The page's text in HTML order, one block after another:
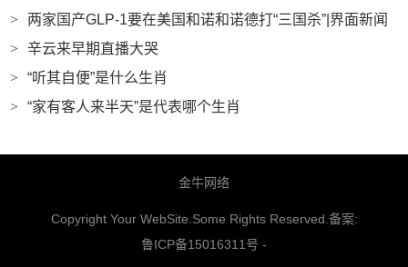
>
两家国产GLP-1要在美国和诺和诺德打“三国杀”|界面新闻
>
辛云来早期直播大哭
>
“听其自便”是什么生肖
>
“家有客人来半天”是代表哪个生肖
金牛网络
Copyright Your WebSite.Some Rights Reserved.备案:
鲁ICP备15016311号 -